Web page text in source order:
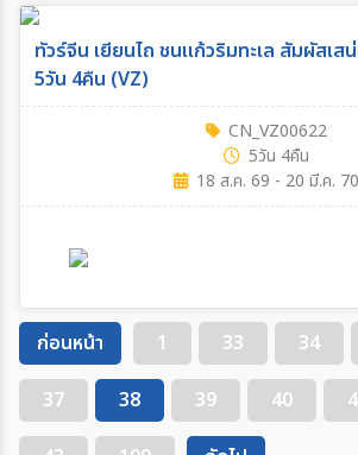
ทัวร์จีน เยียนไถ ชนแก้วริมทะเล สัมผัสเส
5วัน 4คืน (VZ)
CN_VZ00622
5วัน 4คืน
18 ส.ค. 69 - 20 มี.ค. 70
ก่อนหน้า 1 33 34
37
38 39 40